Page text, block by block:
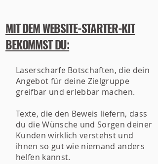
MIT DEM WEBSITE-STARTER-KIT
BEKOMMST DU:
Laserscharfe Botschaften, die dein
Angebot für deine Zielgruppe
greifbar und erlebbar machen.
Texte, die den Beweis liefern, dass
du die Wünsche und Sorgen deiner
Kunden wirklich verstehst und
ihnen so gut wie niemand anders
helfen kannst.